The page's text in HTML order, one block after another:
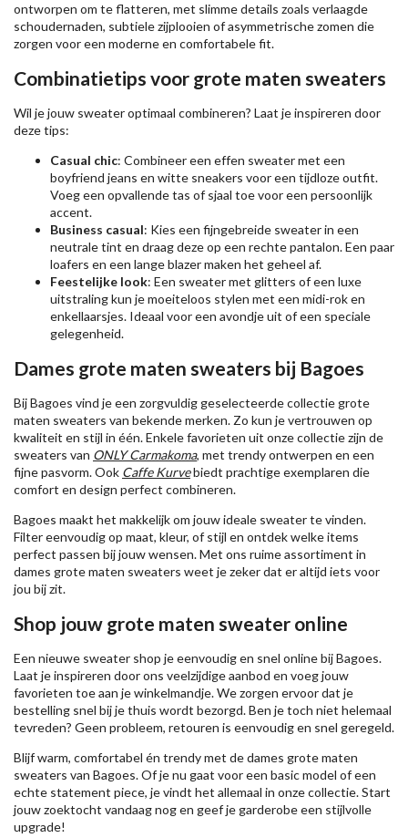
ontworpen om te flatteren, met slimme details zoals verlaagde
schoudernaden, subtiele zijplooien of asymmetrische zomen die
zorgen voor een moderne en comfortabele fit.
Combinatietips voor grote maten sweaters
Wil je jouw sweater optimaal combineren? Laat je inspireren door
deze tips:
Casual chic: Combineer een effen sweater met een
boyfriend jeans en witte sneakers voor een tijdloze outfit.
Voeg een opvallende tas of sjaal toe voor een persoonlijk
accent.
Business casual: Kies een fijngebreide sweater in een
neutrale tint en draag deze op een rechte pantalon. Een paar
loafers en een lange blazer maken het geheel af.
Feestelijke look: Een sweater met glitters of een luxe
uitstraling kun je moeiteloos stylen met een midi-rok en
enkellaarsjes. Ideaal voor een avondje uit of een speciale
gelegenheid.
Dames grote maten sweaters bij Bagoes
Bij Bagoes vind je een zorgvuldig geselecteerde collectie grote
maten sweaters van bekende merken. Zo kun je vertrouwen op
kwaliteit en stijl in één. Enkele favorieten uit onze collectie zijn de
sweaters van ONLY Carmakoma, met trendy ontwerpen en een
fijne pasvorm. Ook Caffe Kurvebiedt prachtige exemplaren die
comfort en design perfect combineren.
Bagoes maakt het makkelijk om jouw ideale sweater te vinden.
Filter eenvoudig op maat, kleur, of stijl en ontdek welke items
perfect passen bij jouw wensen. Met ons ruime assortiment in
dames grote maten sweaters weet je zeker dat er altijd iets voor
jou bij zit.
Shop jouw grote maten sweater online
Een nieuwe sweater shop je eenvoudig en snel online bij Bagoes.
Laat je inspireren door ons veelzijdige aanbod en voeg jouw
favorieten toe aan je winkelmandje. We zorgen ervoor dat je
bestelling snel bij je thuis wordt bezorgd. Ben je toch niet helemaal
tevreden? Geen probleem, retouren is eenvoudig en snel geregeld.
Blijf warm, comfortabel én trendy met de dames grote maten
sweaters van Bagoes. Of je nu gaat voor een basic model of een
echte statement piece, je vindt het allemaal in onze collectie. Start
jouw zoektocht vandaag nog en geef je garderobe een stijlvolle
upgrade!